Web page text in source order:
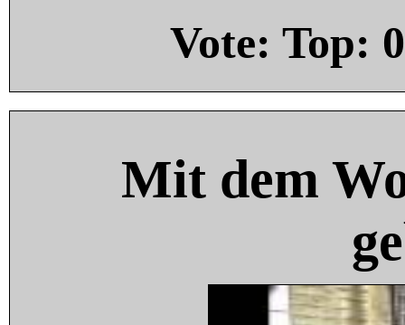
Vote: Top: 0
Mit dem